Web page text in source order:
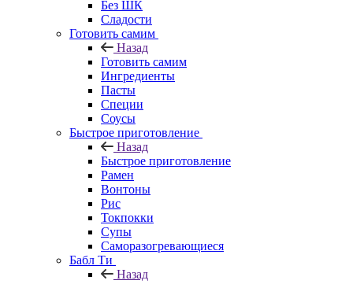
Без ШК
Сладости
Готовить самим
Назад
Готовить самим
Ингредиенты
Пасты
Специи
Соусы
Быстрое приготовление
Назад
Быстрое приготовление
Рамен
Вонтоны
Рис
Токпокки
Супы
Саморазогревающиеся
Бабл Ти
Назад